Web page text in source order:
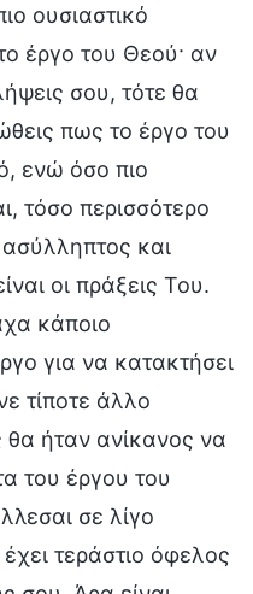
ουσιαστικό
έργο του Θεού· αν
σου, τότε θα
πως το έργο του
ενώ όσο πιο
τόσο περισσότερο
και
οι πράξεις Του.
κάποιο
για να κατακτήσει
τίποτε άλλο
θα ήταν ανίκανος να
του έργου του
σε λίγο
τεράστιο όφελος